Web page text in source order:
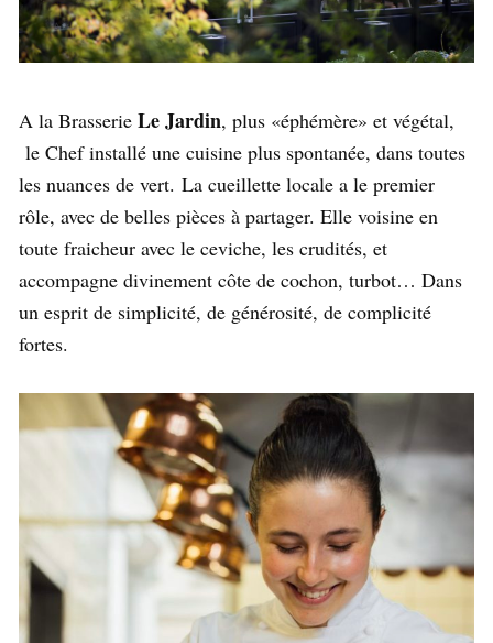
A la Brasserie Le Jardin, plus «éphémère» et végétal,
le Chef installé une cuisine plus spontanée, dans toutes
les nuances de vert. La cueillette locale a le premier
rôle, avec de belles pièces à partager. Elle voisine en
toute fraicheur avec le ceviche, les crudités, et
accompagne divinement côte de cochon, turbot… Dans
un esprit de simplicité, de générosité, de complicité
fortes.